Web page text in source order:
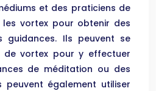
et des praticiens de
vortex pour obtenir des
guidances. Ils peuvent se
de vortex pour y effectuer
de méditation ou des
peuvent également utiliser